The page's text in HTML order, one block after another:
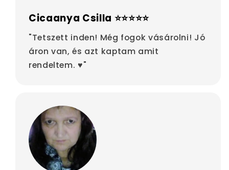
Cicaanya Csilla ⭐⭐⭐⭐⭐
"Tetszett inden! Még fogok vásárolni! Jó
áron van, és azt kaptam amit
rendeltem. ♥"